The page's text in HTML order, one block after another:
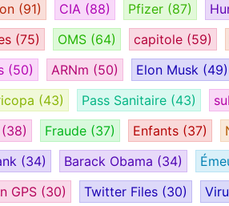
(91) CIA (88) Pfizer (87)
(75) OMS (64) capitole (59)
(50) ARNm (50) Elon Musk (49)
(43) Pass Sanitaire (43)
(38) Fraude (37) Enfants (37)
(34) Barack Obama (34)
GPS (30) Twitter Files (30)